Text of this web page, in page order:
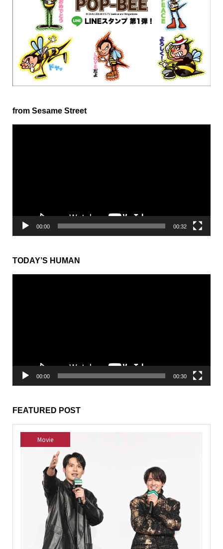
from Sesame Street
00:00 00:32
TODAY’S HUMAN
00:00 00:30
FEATURED POST
Movie